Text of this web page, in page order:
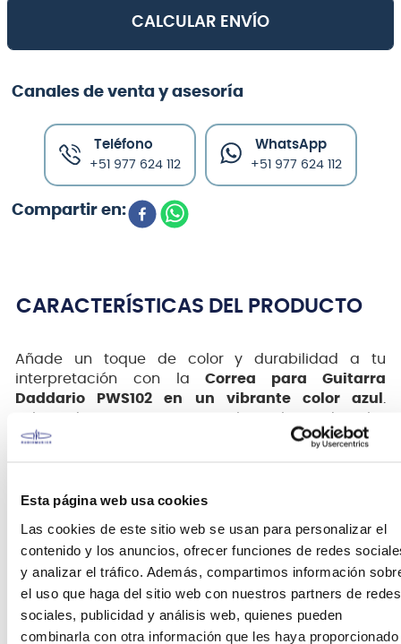
Esta página web usa cookies
Las cookies de este sitio web se usan para personalizar el
contenido y los anuncios, ofrecer funciones de redes
y analizar el tráfico. Además, compartimos información
el uso que haga del sitio web con nuestros partners de redes
sociales, publicidad y análisis web, quienes pueden
combinarla con otra información que les haya proporcionado
CALCULAR ENVÍO
Canales de venta y asesoría
Teléfono
+51 977 624 112
WhatsApp
+51 977 624 112
CARACTERÍSTICAS DEL PRODUCTO
Añade un toque de color y durabilidad a tu
interpretación con laCorrea para Guitarra
Daddario PWS102 en un vibrante color azul
calidad, esta
correa para guitarra y bajoestá
durante años. Su diseño universal se adapta a
longitud ajustable entre 89 cm y 151 cm para
encontrar la posición perfecta al tocar de pie con
la máxima comodidad. Los extremos de cuero
reforzado aseguran una sujeción firme y segura a
tu instrumento, brindándote la confianza necesaria
para concentrarte en tu música. Si buscas una